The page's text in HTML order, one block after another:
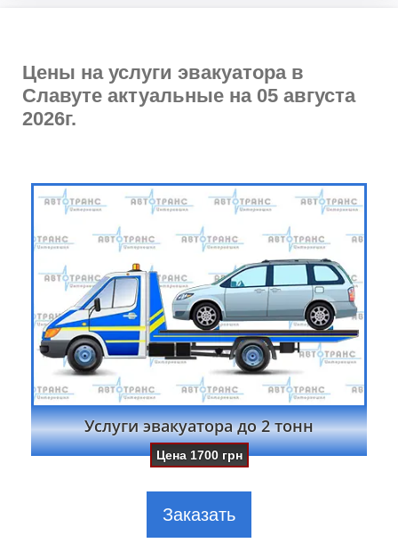
Цены на услуги эвакуатора в
Славуте актуальные на 05 августа
2026г.
Услуги эвакуатора до 2 тонн
Цена1700 грн
Заказать